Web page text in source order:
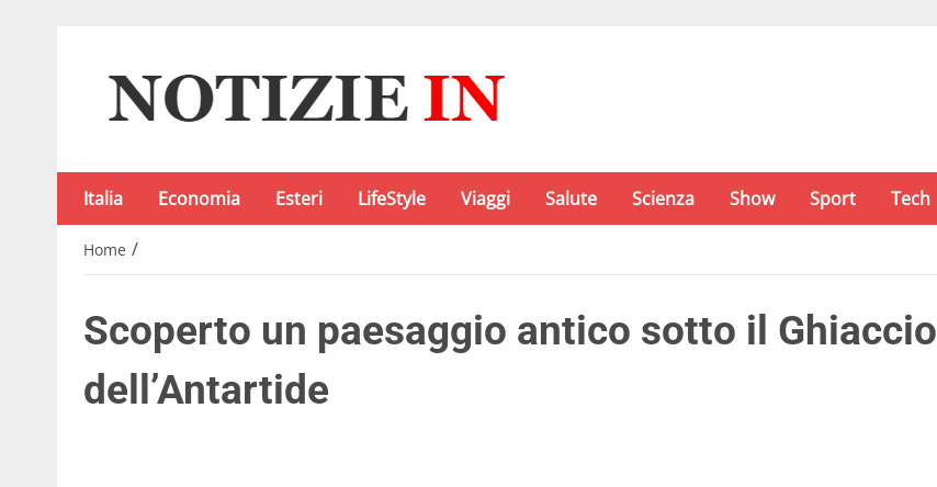
Italia Economia Esteri LifeStyle Viaggi Salute Scienza Show Sport Tech
Home /
Scoperto un paesaggio antico sotto il Ghiaccio
dell’Antartide